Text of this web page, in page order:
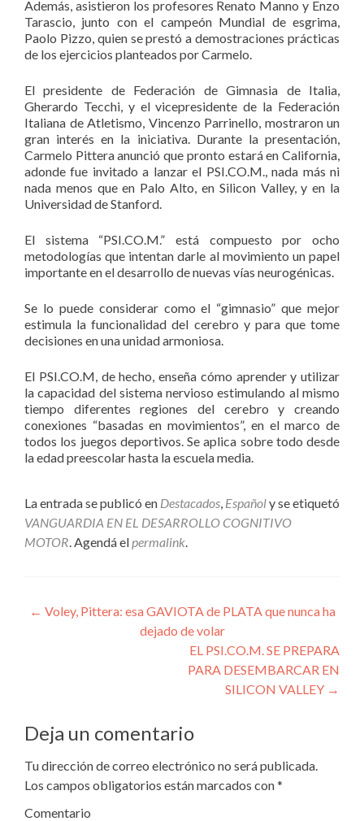
Además, asistieron los profesores Renato Manno y Enzo
Tarascio, junto con el campeón Mundial de esgrima,
Paolo Pizzo, quien se prestó a demostraciones prácticas
de los ejercicios planteados por Carmelo.
El presidente de Federación de Gimnasia de Italia,
Gherardo Tecchi, y el vicepresidente de la Federación
Italiana de Atletismo, Vincenzo Parrinello, mostraron un
gran interés en la iniciativa. Durante la presentación,
Carmelo Pittera anunció que pronto estará en California,
adonde fue invitado a lanzar el PSI.CO.M., nada más ni
nada menos que en Palo Alto, en Silicon Valley, y en la
Universidad de Stanford.
El sistema “PSI.CO.M.” está compuesto por ocho
metodologías que intentan darle al movimiento un papel
importante en el desarrollo de nuevas vías neurogénicas.
Se lo puede considerar como el “gimnasio” que mejor
estimula la funcionalidad del cerebro y para que tome
decisiones en una unidad armoniosa.
El PSI.CO.M, de hecho, enseña cómo aprender y utilizar
la capacidad del sistema nervioso estimulando al mismo
tiempo diferentes regiones del cerebro y creando
conexiones “basadas en movimientos”, en el marco de
todos los juegos deportivos. Se aplica sobre todo desde
la edad preescolar hasta la escuela media.
La entrada se publicó en Destacados Españoly se etiquetó
VANGUARDIA EN EL DESARROLLO COGNITIVO
MOTOR . Agendá el permalink
Navegación
← Voley, Pittera: esa GAVIOTA de PLATA que nunca ha
dejado de volar
EL PSI.CO.M. SE PREPARA
PARA DESEMBARCAR EN
SILICON VALLEY →
Deja un comentario
Tu dirección de correo electrónico no será publicada.
Los campos obligatorios están marcados con*
Comentario